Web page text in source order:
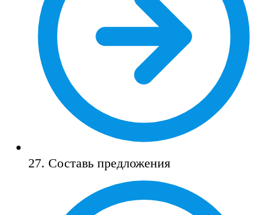
27. Составь предложения